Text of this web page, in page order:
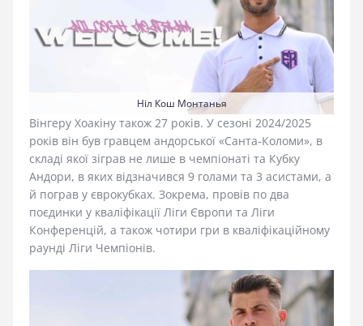
Ніл Кош Монтанья
Вінгеру Хоакіну також 27 років. У сезоні 2024/2025
років він був гравцем андорської «Санта-Коломи», в
складі якої зіграв не лише в чемпіонаті та Кубку
Андори, в яких відзначився 9 голами та 3 асистами, а
й пограв у єврокубках. Зокрема, провів по два
поєдинки у кваліфікації Ліги Європи та Ліги
Конференцій, а також чотири гри в кваліфікаційному
раунді Ліги Чемпіонів.